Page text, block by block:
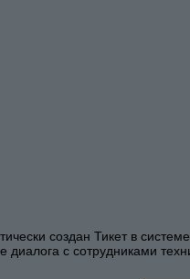
создан Тикет в
с сотрудниками